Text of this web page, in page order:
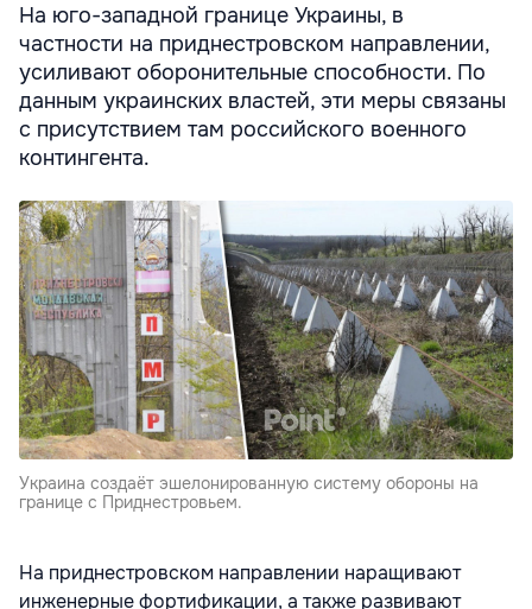
На юго-западной границе Украины, в
частности на приднестровском направлении,
усиливают оборонительные способности. По
данным украинских властей, эти меры связаны
с присутствием там российского военного
контингента.
Украина создаёт эшелонированную систему обороны на
границе с Приднестровьем.
На приднестровском направлении наращивают
инженерные фортификации, а также развивают